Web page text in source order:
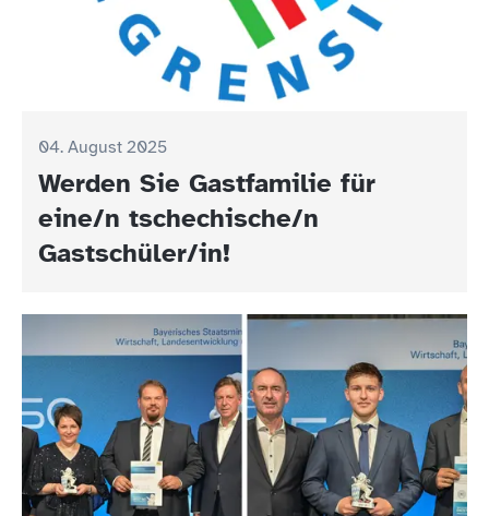
04. August 2025
Werden Sie Gastfamilie für
eine/n tschechische/n
Gastschüler/in!